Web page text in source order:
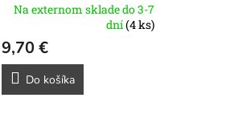
Na externom sklade do 3-7
dní(4 ks)
9,70 €
Do košíka